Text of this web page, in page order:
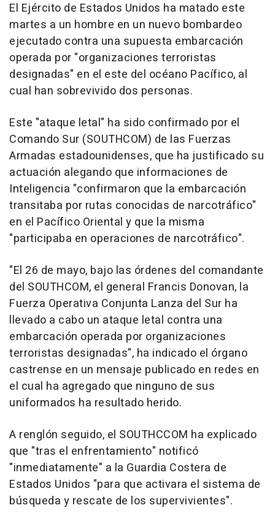
El Ejército de Estados Unidos ha matado este
martes a un hombre en un nuevo bombardeo
ejecutado contra una supuesta embarcación
operada por "organizaciones terroristas
designadas" en el este del océano Pacífico, al
cual han sobrevivido dos personas.
Este "ataque letal" ha sido confirmado por el
Comando Sur (SOUTHCOM) de las Fuerzas
Armadas estadounidenses, que ha justificado su
actuación alegando que informaciones de
Inteligencia "confirmaron que la embarcación
transitaba por rutas conocidas de narcotráfico"
en el Pacífico Oriental y que la misma
"participaba en operaciones de narcotráfico".
"El 26 de mayo, bajo las órdenes del comandante
del SOUTHCOM, el general Francis Donovan, la
Fuerza Operativa Conjunta Lanza del Sur ha
llevado a cabo un ataque letal contra una
embarcación operada por organizaciones
terroristas designadas", ha indicado el órgano
castrense en un mensaje publicado en redes en
el cual ha agregado que ninguno de sus
uniformados ha resultado herido.
A renglón seguido, el SOUTHCCOM ha explicado
que "tras el enfrentamiento" notificó
"inmediatamente" a la Guardia Costera de
Estados Unidos "para que activara el sistema de
búsqueda y rescate de los supervivientes".